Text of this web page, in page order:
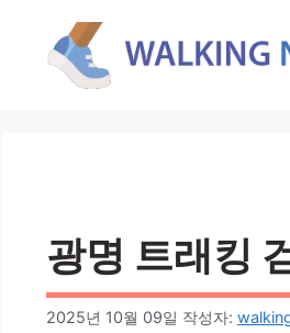
광명 트래킹
2025년 10월 09일 작성자: